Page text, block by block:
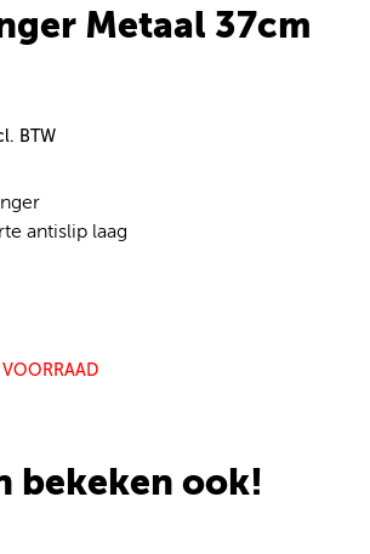
Metaal 37cm
BTW
antislip laag
bekeken ook!